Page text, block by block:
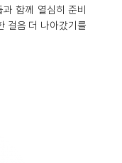
함께 열심히 준비
걸음 더 나아갔기를